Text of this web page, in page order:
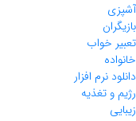
خواب
نرم افزار
تغذیه